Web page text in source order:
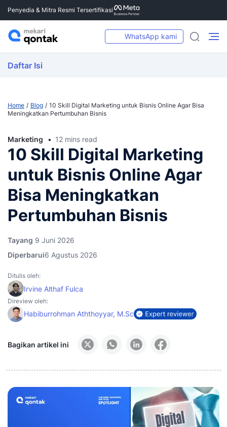
Penyedia & Mitra Resmi Tersertifikasi
WhatsApp kami
Daftar Isi
Home Blog
10 Skill Digital Marketing untuk Bisnis Online Agar Bisa
Meningkatkan Pertumbuhan Bisnis
Marketing 12 mins read
10 Skill Digital Marketing
untuk Bisnis Online Agar
Bisa Meningkatkan
Pertumbuhan Bisnis
Tayang 9 Juni 2026
Diperbarui6 Agustus 2026
Ditulis oleh:
Irvine Althaf Fulca
Direview oleh:
Habiburrohman Aththoyyar, M.Sc
Bagikan artikel ini